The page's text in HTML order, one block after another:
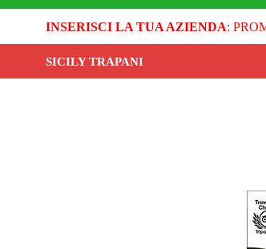
INSERISCI LA TUA AZIENDA:
SICILY TRAPANI